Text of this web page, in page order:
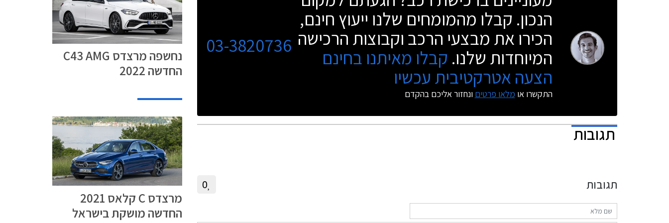
המשתפל לאחור.
הנכון. קבלו מהמומחים שלנו ייעוץ חינם,
הכירו את מבצעי הרכב וקבוצות הרכישה
המיוחדות שלנו. קבלו מאיתנו בחינם
הצעה אטרקטיבית עכשיו
התקשרו או מלאו פרטים ונחזור אליכם בהקדם
03-3820736
תגובות
תגובות 0
נחשפה מרצדס C43 AMG
החדשה 2022
מרצדס C קלאס 2021
החדשה מושקת בישראל